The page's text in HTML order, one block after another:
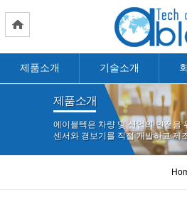
제품소개 기술소개
제품소개
에이블텍은 차량 및 산업의 안전을
센서와 경보기를 직접 개발하고 제